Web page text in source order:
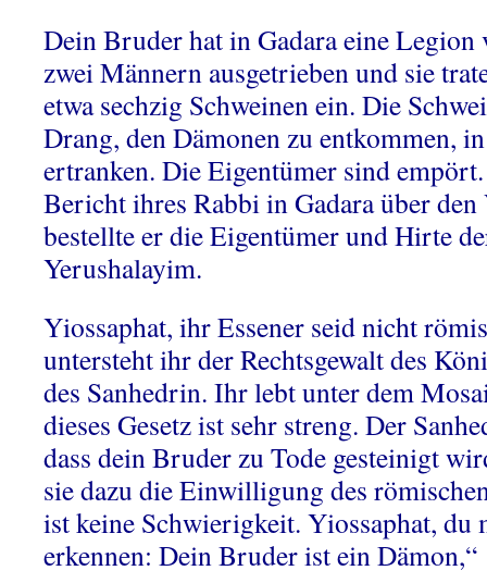
Dein Bruder hat in Gadara eine Legion
zwei Männern ausgetrieben und sie
etwa sechzig Schweinen ein. Die
Drang, den Dämonen zu entkommen,
ertranken. Die Eigentümer sind
Bericht ihres Rabbi in Gadara über
bestellte er die Eigentümer und Hirte
Yerushalayim.
Yiossaphat, ihr Essener seid nicht
untersteht ihr der Rechtsgewalt des
des Sanhedrin. Ihr lebt unter dem
dieses Gesetz ist sehr streng. Der
dass dein Bruder zu Tode gesteinigt
sie dazu die Einwilligung des
ist keine Schwierigkeit. Yiossaphat, du
erkennen: Dein Bruder ist ein Dämon,“